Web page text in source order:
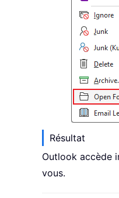
Résultat
Outlook accède
vous.